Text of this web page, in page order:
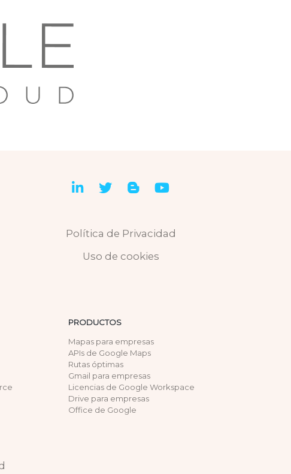
Linkedin
TwitterBlog Youtube
Política de Privacidad
Uso de cookies
PRODUCTOS
Mapas para empresas
APIs de Google Maps
Rutas óptimas
Gmail para empresas
Licencias de Google Workspace
Drive para empresas
Office de Google